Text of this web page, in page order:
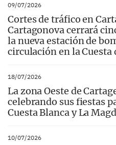
09/07/2026
Cortes de tráfico en
Cartagonova cerrará
la nueva estación de
circulación en la Cuesta
18/07/2026
La zona Oeste de
celebrando sus fiestas
Cuesta Blanca y La
10/07/2026